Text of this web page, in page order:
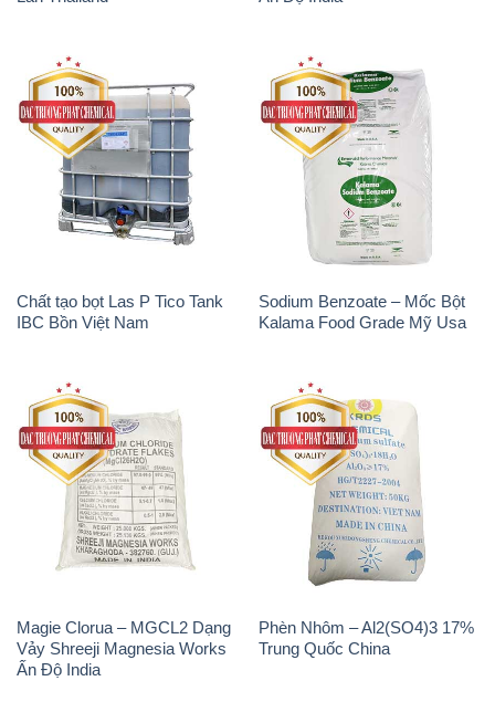
Chất tạo bọt Las P Tico Tank
IBC Bồn Việt Nam
Sodium Benzoate – Mốc Bột
Kalama Food Grade Mỹ Usa
Magie Clorua – MGCL2 Dạng
Vảy Shreeji Magnesia Works
Ấn Độ India
Phèn Nhôm – Al2(SO4)3 17%
Trung Quốc China